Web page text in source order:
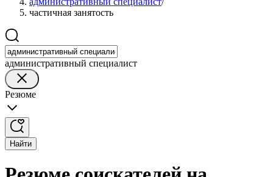
частичная занятость
административный специалист
Резюме
Найти